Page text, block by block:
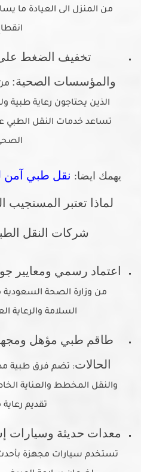
من المنزل الى العيادة ما
تخفيف الضغط
والمؤسسات الصحية:
الذين يحتاجون رعاية
تساعد خدمات النقل الطبي
يهمك ايضا: نقل طبي آمن
لماذا تعتبر المستجيب
شركات النقل
اعتماد رسمي ومعايير
من وزارة الصحة السعودية
السلامة والرعاية
طاقم طبي مؤهل
الحالات: تضم فرق طبية
والنقل المخطط والعناية
تقديم
معدات حديثة وسيارات
تستخدم سيارات مجهزة بأحدث